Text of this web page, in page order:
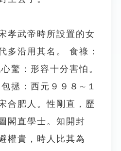
孝武帝時所設置的女
多沿用其名。 食祿：
驚：形容十分害怕。
拯：西元９９８∼１
合肥人。性剛直，歷
閣直學士。知開封
權貴，時人比其為